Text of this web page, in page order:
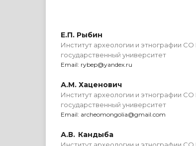
Е.П. Рыбин
Институт археологии и этнографии
государственный университет
Email: rybep@yandex.ru
А.М. Хаценович
Институт археологии и этнографии
государственный университет
Email: archeomongolia@gmail.com
А.В. Кандыба